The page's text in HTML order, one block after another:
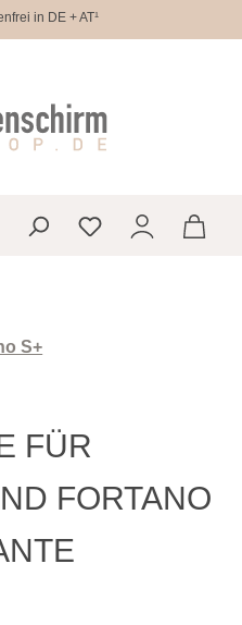
in DE + AT¹
Du hast 0 Produkte
S+
FÜR
FORTANO